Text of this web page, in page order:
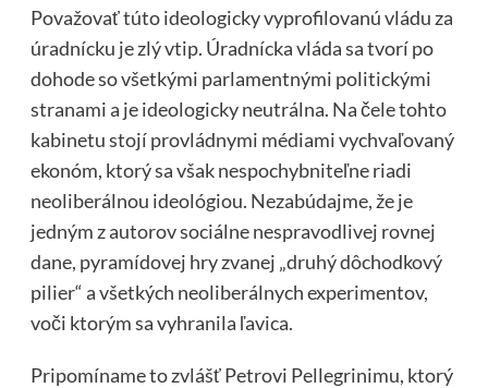
Považovať túto ideologicky vyprofilovanú vládu za
úradnícku je zlý vtip. Úradnícka vláda sa tvorí po
dohode so všetkými parlamentnými politickými
stranami a je ideologicky neutrálna. Na čele tohto
kabinetu stojí provládnymi médiami vychvaľovaný
ekonóm, ktorý sa však nespochybniteľne riadi
neoliberálnou ideológiou. Nezabúdajme, že je
jedným z autorov sociálne nespravodlivej rovnej
dane, pyramídovej hry zvanej „druhý dôchodkový
pilier“ a všetkých neoliberálnych experimentov,
voči ktorým sa vyhranila ľavica.
Pripomíname to zvlášť Petrovi Pellegrinimu, ktorý